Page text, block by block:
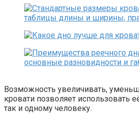
Возможность увеличивать,
кровати позволяет использовать
так и одному человеку.